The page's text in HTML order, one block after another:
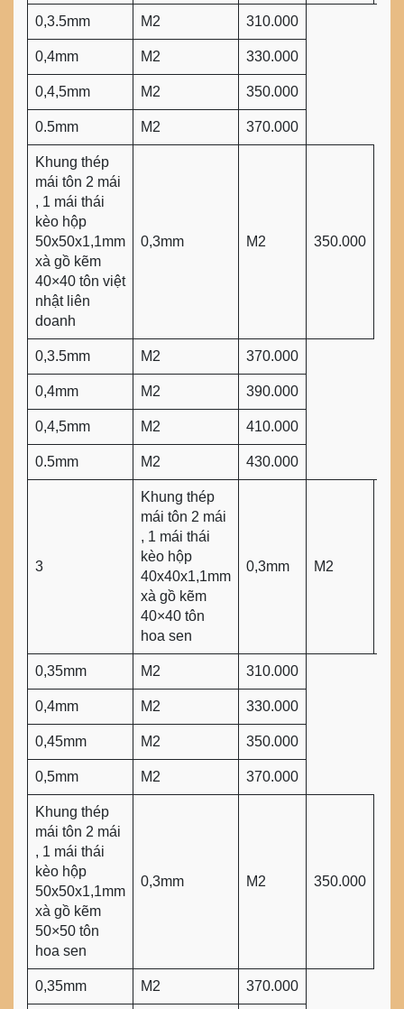
0,3.5mm M2 310.000
0,4mm M2 330.000
0,4,5mm M2 350.000
0.5mm M2 370.000
Khung thép
mái tôn 2 mái
, 1 mái thái
kèo hộp
50x50x1,1mm
xà gồ kẽm
40×40 tôn việt
nhật liên
doanh
0,3mm M2 350.000
0,3.5mm M2 370.000
0,4mm M2 390.000
0,4,5mm M2 410.000
0.5mm M2 430.000
3
Khung thép
mái tôn 2 mái
, 1 mái thái
kèo hộp
40x40x1,1mm
xà gồ kẽm
40×40 tôn
hoa sen
0,3mm M2
0,35mm M2 310.000
0,4mm M2 330.000
0,45mm M2 350.000
0,5mm M2 370.000
Khung thép
mái tôn 2 mái
, 1 mái thái
kèo hộp
50x50x1,1mm
xà gồ kẽm
50×50 tôn
hoa sen
0,3mm M2 350.000
0,35mm M2 370.000